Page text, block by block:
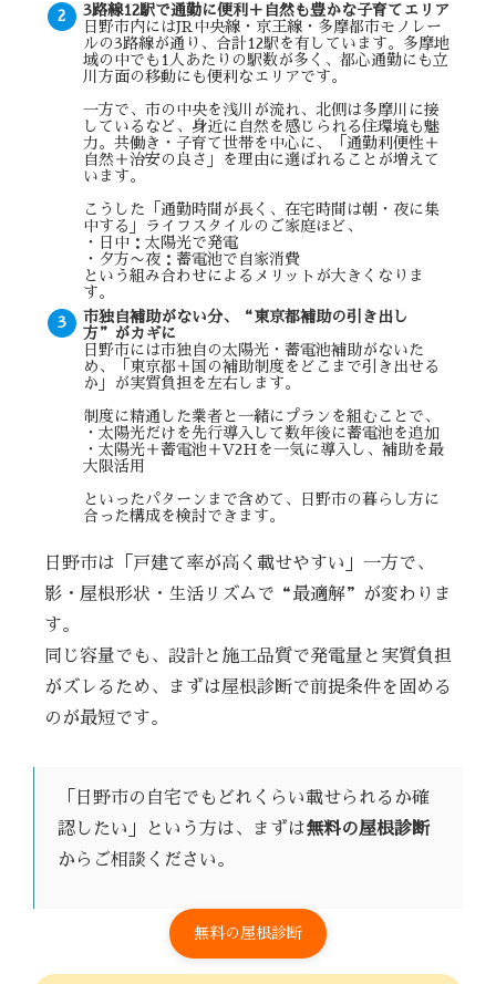
3路線12駅で通勤に便利＋自然も豊かな子育てエリア
日野市内にはJR中央線・京王線・多摩都市モノレー
ルの3路線が通り、合計12駅を有しています。多摩地
域の中でも1人あたりの駅数が多く、都心通勤にも立
川方面の移動にも便利なエリアです。
一方で、市の中央を浅川が流れ、北側は多摩川に接
しているなど、身近に自然を感じられる住環境も魅
力。共働き・子育て世帯を中心に、「通勤利便性＋
自然＋治安の良さ」を理由に選ばれることが増えて
います。
こうした「通勤時間が長く、在宅時間は朝・夜に集
中する」ライフスタイルのご家庭ほど、
・日中：太陽光で発電
・夕方〜夜：蓄電池で自家消費
という組み合わせによるメリットが大きくなりま
す。
市独自補助がない分、“東京都補助の引き出し
方”がカギに
日野市には市独自の太陽光・蓄電池補助がないた
め、「東京都＋国の補助制度をどこまで引き出せる
か」が実質負担を左右します。
制度に精通した業者と一緒にプランを組むことで、
・太陽光だけを先行導入して数年後に蓄電池を追加
・太陽光＋蓄電池＋V2Hを一気に導入し、補助を最
大限活用
といったパターンまで含めて、日野市の暮らし方に
合った構成を検討できます。
日野市は「戸建て率が高く載せやすい」一方で、
影・屋根形状・生活リズムで“最適解”が変わりま
す。
同じ容量でも、設計と施工品質で発電量と実質負担
がズレるため、まずは屋根診断で前提条件を固める
のが最短です。
「日野市の自宅でもどれくらい載せられるか確
認したい」という方は、まずは無料の屋根診断
からご相談ください。
無料の屋根診断